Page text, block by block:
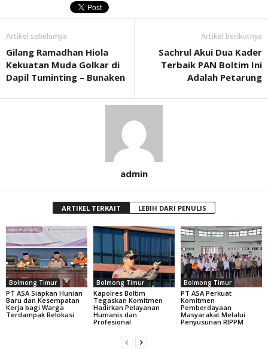
Artikel sebelumya
Gilang Ramadhan Hiola
Kekuatan Muda Golkar di
Dapil Tuminting – Bunaken
Artikel berikutnya
Sachrul Akui Dua Kader
Terbaik PAN Boltim Ini
Adalah Petarung
admin
ARTIKEL TERKAIT LEBIH DARI PENULIS
Bolmong Timur
PT ASA Siapkan Hunian
Baru dan Kesempatan
Kerja bagi Warga
Terdampak Relokasi
Bolmong Timur
Kapolres Boltim
Tegaskan Komitmen
Hadirkan Pelayanan
Humanis dan
Profesional
Bolmong Timur
PT ASA Perkuat
Komitmen
Pemberdayaan
Masyarakat Melalui
Penyusunan RIPPM